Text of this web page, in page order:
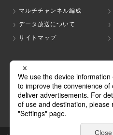
マルチチャンネル編成
データ放送について
サイトマップ
グループ会社
テレビ朝日